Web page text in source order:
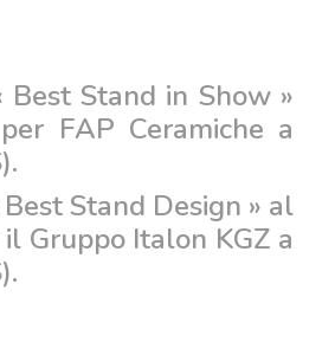
Best Stand in Show »
FAP Ceramiche a
Best Stand Design » al
Gruppo Italon KGZ a